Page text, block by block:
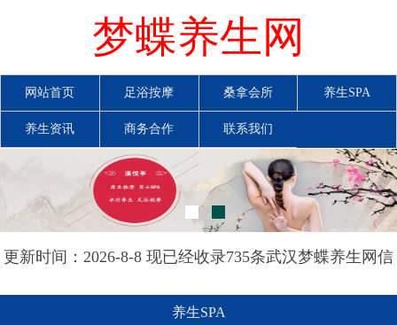
梦蝶养生网
网站首页 足浴按摩 桑拿会所 养生SPA
养生资讯 商务合作 联系我们
更新时间：2026-8-8 现已经收录735条武汉梦蝶养生网信
养生SPA